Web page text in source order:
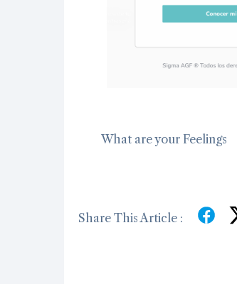
What are your Feelings
Share This Article :